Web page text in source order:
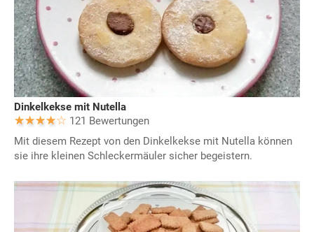
Dinkelkekse mit Nutella
121 Bewertungen
Mit diesem Rezept von den Dinkelkekse mit Nutella können
sie ihre kleinen Schleckermäuler sicher begeistern.